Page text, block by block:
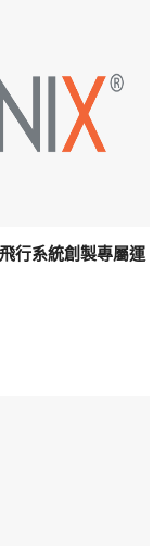
行系統創製專屬運